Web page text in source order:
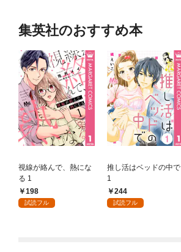
集英社のおすすめ本
視線が絡んで、熱にな
る 1
198
試読フル
推し活はベッドの中で
1
244
試読フル